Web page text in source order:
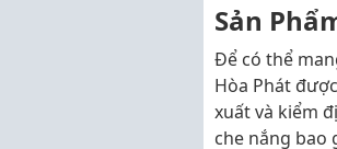
Sản
Để có thể
Hòa Phát
xuất và kiểm
che nắng bao